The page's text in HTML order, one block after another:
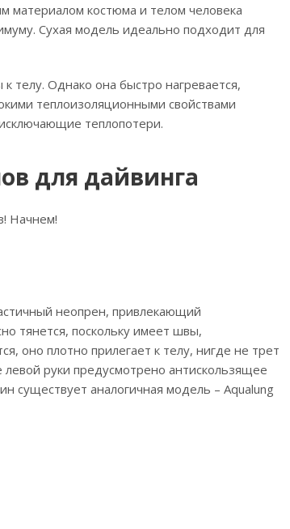
костюма и телом человека
Сухая модель идеально подходит для
телу. Однако она быстро нагревается,
теплоизоляционными свойствами
теплопотери.
для дайвинга
Начнем!
неопрен, привлекающий
тянется, поскольку имеет швы,
оно плотно прилегает к телу, нигде не трет
руки предусмотрено антискользящее
аналогичная модель – Aqualung